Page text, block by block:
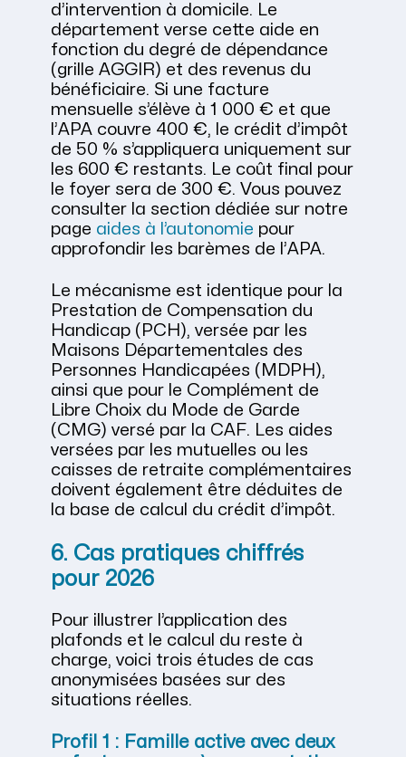
d’intervention à domicile. Le
département verse cette aide en
fonction du degré de dépendance
(grille AGGIR) et des revenus du
bénéficiaire. Si une facture
mensuelle s’élève à 1 000 € et que
l’APA couvre 400 €, le crédit d’impôt
de 50 % s’appliquera uniquement sur
les 600 € restants. Le coût final pour
le foyer sera de 300 €. Vous pouvez
consulter la section dédiée sur notre
page aides à l’autonomie pour
approfondir les barèmes de l’APA.
Le mécanisme est identique pour la
Prestation de Compensation du
Handicap (PCH), versée par les
Maisons Départementales des
Personnes Handicapées (MDPH),
ainsi que pour le Complément de
Libre Choix du Mode de Garde
(CMG) versé par la CAF. Les aides
versées par les mutuelles ou les
caisses de retraite complémentaires
doivent également être déduites de
la base de calcul du crédit d’impôt.
6. Cas pratiques chiffrés
pour 2026
Pour illustrer l’application des
plafonds et le calcul du reste à
charge, voici trois études de cas
anonymisées basées sur des
situations réelles.
Profil 1 : Famille active avec deux